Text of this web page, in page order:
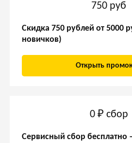
750 руб
Скидка 750 рублей от 5000
новичков)
Открыть
0 ₽ сбор
Сервисный сбор